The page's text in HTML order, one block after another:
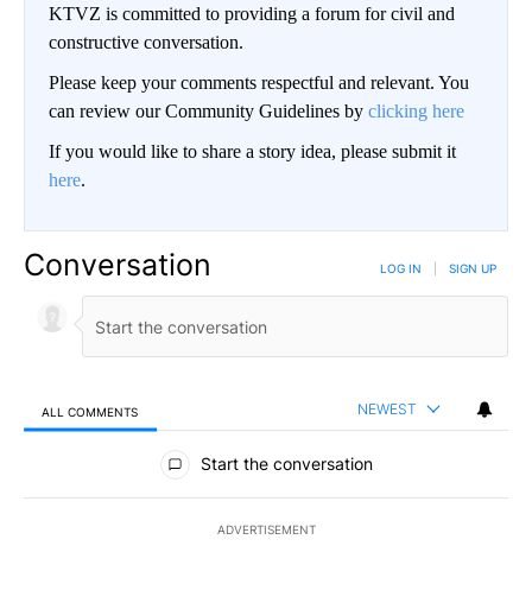
KTVZ is committed to providing a forum for civil and
constructive conversation.
Please keep your comments respectful and relevant. You
can review our Community Guidelines by clicking here
If you would like to share a story idea, please submit it
here.
Conversation LOG IN SIGN UP
ALL COMMENTS NEWEST
All Comments
Start the conversation
ADVERTISEMENT